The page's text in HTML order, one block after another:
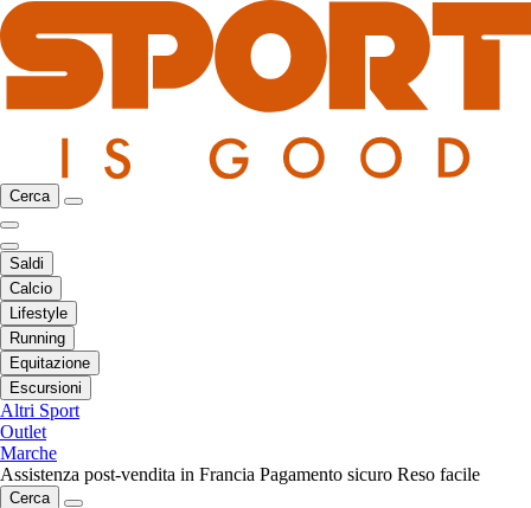
Cerca
Saldi
Calcio
Lifestyle
Running
Equitazione
Escursioni
Altri Sport
Outlet
Marche
Assistenza post-vendita in Francia Pagamento sicuro Reso facile
Cerca